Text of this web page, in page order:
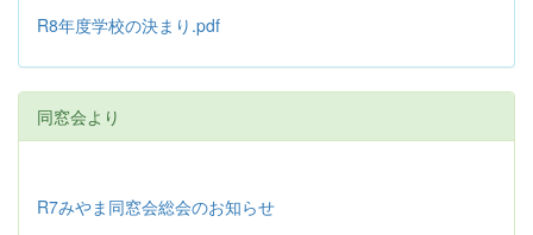
R8年度学校の決まり.pdf
同窓会より
R7みやま同窓会総会のお知らせ